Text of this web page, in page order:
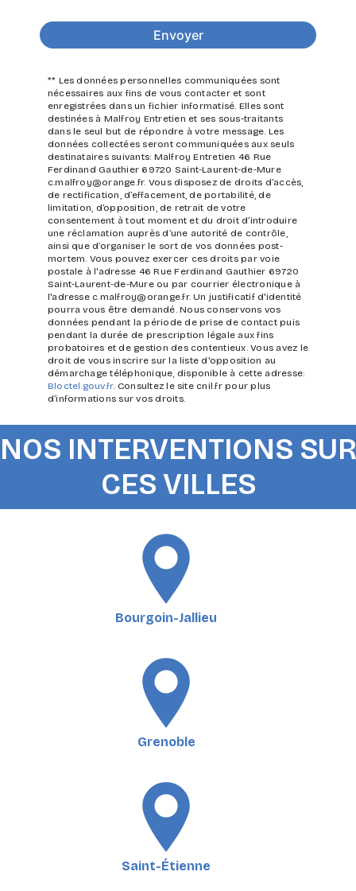
Envoyer
** Les données personnelles communiquées sont
nécessaires aux fins de vous contacter et sont
enregistrées dans un fichier informatisé. Elles sont
destinées à Malfroy Entretien et ses sous-traitants
dans le seul but de répondre à votre message. Les
données collectées seront communiquées aux seuls
destinataires suivants: Malfroy Entretien 46 Rue
Ferdinand Gauthier 69720 Saint-Laurent-de-Mure
c.malfroy@orange.fr. Vous disposez de droits d’accès,
de rectification, d’effacement, de portabilité, de
limitation, d’opposition, de retrait de votre
consentement à tout moment et du droit d’introduire
une réclamation auprès d’une autorité de contrôle,
ainsi que d’organiser le sort de vos données post-
mortem. Vous pouvez exercer ces droits par voie
postale à l'adresse 46 Rue Ferdinand Gauthier 69720
Saint-Laurent-de-Mure ou par courrier électronique à
l'adresse c.malfroy@orange.fr. Un justificatif d'identité
pourra vous être demandé. Nous conservons vos
données pendant la période de prise de contact puis
pendant la durée de prescription légale aux fins
probatoires et de gestion des contentieux. Vous avez le
droit de vous inscrire sur la liste d'opposition au
démarchage téléphonique, disponible à cette adresse:
Bloctel.gouv.fr. Consultez le site cnil.fr pour plus
d’informations sur vos droits.
NOS INTERVENTIONS SUR
CES VILLES
Bourgoin-Jallieu
Grenoble
Saint-Étienne